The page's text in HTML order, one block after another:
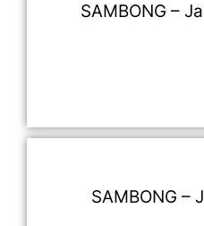
SAMBONG –
SAMBONG –